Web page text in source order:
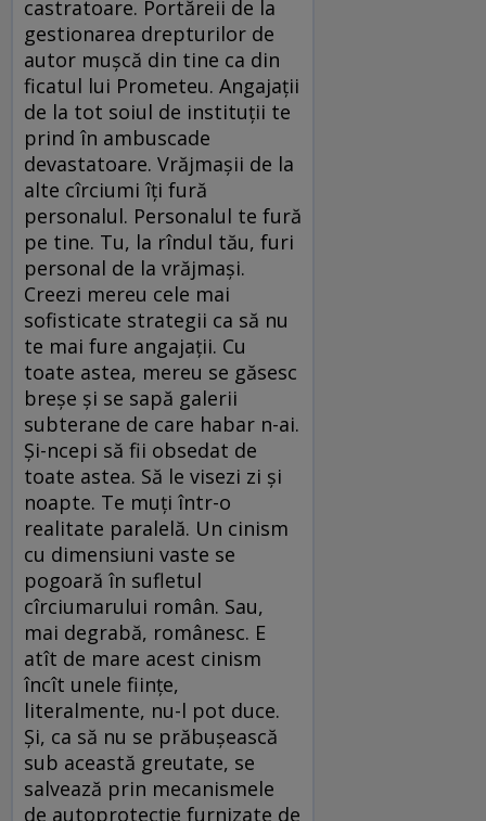
castratoare. Portăreii de la
gestionarea drepturilor de
autor mușcă din tine ca din
ficatul lui Prometeu. Angajații
de la tot soiul de instituții te
prind în ambuscade
devastatoare. Vrăjmașii de la
alte cîrciumi îți fură
personalul. Personalul te fură
pe tine. Tu, la rîndul tău, furi
personal de la vrăjmași.
Creezi mereu cele mai
sofisticate strategii ca să nu
te mai fure angajații. Cu
toate astea, mereu se găsesc
breșe și se sapă galerii
subterane de care habar n-ai.
Și-ncepi să fii obsedat de
toate astea. Să le visezi zi și
noapte. Te muți într-o
realitate paralelă. Un cinism
cu dimensiuni vaste se
pogoară în sufletul
cîrciumarului român. Sau,
mai degrabă, românesc. E
atît de mare acest cinism
încît unele ființe,
literalmente, nu-l pot duce.
Și, ca să nu se prăbușească
sub această greutate, se
salvează prin mecanismele
de autoprotecție furnizate de